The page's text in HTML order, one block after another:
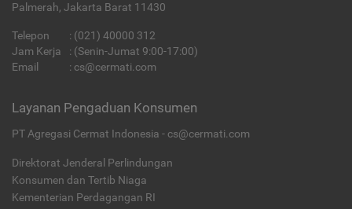
Palmerah, Jakarta Barat 11430
Telepon : (021) 40000 312
Jam Kerja
: (Senin-Jumat 9:00-17:00)
Email
: cs@cermati.com
Layanan Pengaduan Konsumen
PT Agregasi Cermat Indonesia - cs@cermati.com
Direktorat Jenderal Perlindungan
Konsumen dan Tertib Niaga
Kementerian Perdagangan RI